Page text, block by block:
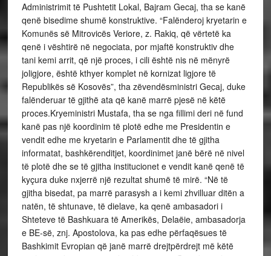
Administrimit të Pushtetit Lokal, Bajram Gecaj, tha se kanë
qenë bisedime shumë konstruktive. “Falënderoj kryetarin e
Komunës së Mitrovicës Veriore, z. Rakiq, që vërtetë ka
qenë i vështirë në negociata, por mjaftë konstruktiv dhe
tani kemi arrit, që një proces, i cili është nis në mënyrë
joligjore, është kthyer komplet në kornizat ligjore të
Republikës së Kosovës”, tha zëvendësministri Gecaj, duke
falënderuar të gjithë ata që kanë marrë pjesë në këtë
proces.Kryeministri Mustafa, tha se nga fillimi deri në fund
kanë pas një koordinim të plotë edhe me Presidentin e
vendit edhe me kryetarin e Parlamentit dhe të gjitha
informatat, bashkërenditjet, koordinimet janë bërë në nivel
të plotë dhe se të gjitha institucionet e vendit kanë qenë të
kyçura duke nxjerrë një rezultat shumë të mirë. “Në të
gjitha bisedat, pa marrë parasysh a i kemi zhvilluar ditën a
natën, të shtunave, të dielave, ka qenë ambasadori i
Shteteve të Bashkuara të Amerikës, Delaëie, ambasadorja
e BE-së, znj. Apostolova, ka pas edhe përfaqësues të
Bashkimit Evropian që janë marrë drejtpërdrejt më këtë